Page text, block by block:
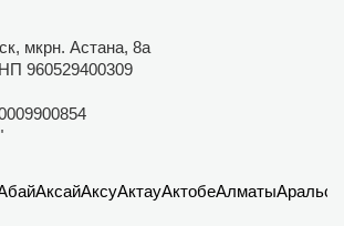
мкрн. Астана, 8а
960529400309
АксайАксуАктауАктобеАлматыАральск